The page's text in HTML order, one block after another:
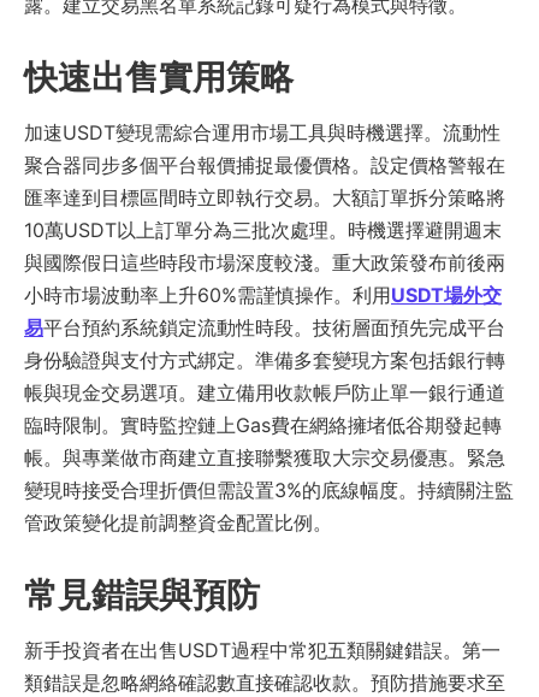
露。建立交易黑名單系統記錄可疑行為模式與特徵。
快速出售實用策略
加速USDT變現需綜合運用市場工具與時機選擇。流動性
聚合器同步多個平台報價捕捉最優價格。設定價格警報在
匯率達到目標區間時立即執行交易。大額訂單拆分策略將
10萬USDT以上訂單分為三批次處理。時機選擇避開週末
與國際假日這些時段市場深度較淺。重大政策發布前後兩
小時市場波動率上升60%需謹慎操作。利用USDT場外交
易平台預約系統鎖定流動性時段。技術層面預先完成平台
身份驗證與支付方式綁定。準備多套變現方案包括銀行轉
帳與現金交易選項。建立備用收款帳戶防止單一銀行通道
臨時限制。實時監控鏈上Gas費在網絡擁堵低谷期發起轉
帳。與專業做市商建立直接聯繫獲取大宗交易優惠。緊急
變現時接受合理折價但需設置3%的底線幅度。持續關注監
管政策變化提前調整資金配置比例。
常見錯誤與預防
新手投資者在出售USDT過程中常犯五類關鍵錯誤。第一
類錯誤是忽略網絡確認數直接確認收款。預防措施要求至